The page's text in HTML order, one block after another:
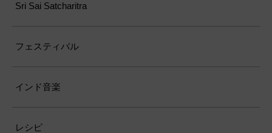
Sri Sai Satcharitra
フェスティバル
インド音楽
レシピ